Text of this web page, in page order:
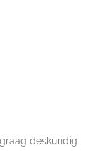
deskundig